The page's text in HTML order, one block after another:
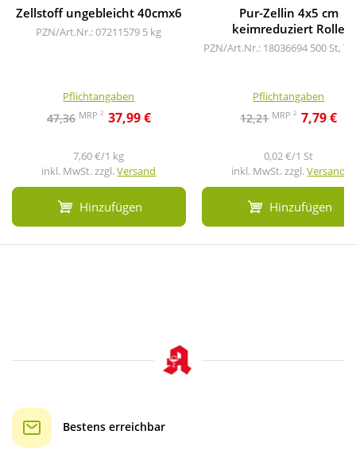
Zellstoff ungebleicht 40cmx6
PZN/Art.Nr.: 07211579 5 kg
Pflichtangaben
47,36 MRP 2 37,99 €
7,60 €/1 kg
inkl. MwSt. zzgl.Versand
Hinzufügen
Pur-Zellin 4x5 cm
keimreduziert Rolle
PZN/Art.Nr.: 18036694 500 St,
Pflichtangaben
12,21 MRP2 7,79 €
0,02 €/1 St
inkl. MwSt. zzgl.Versand
Hinzufügen
Bestens erreichbar